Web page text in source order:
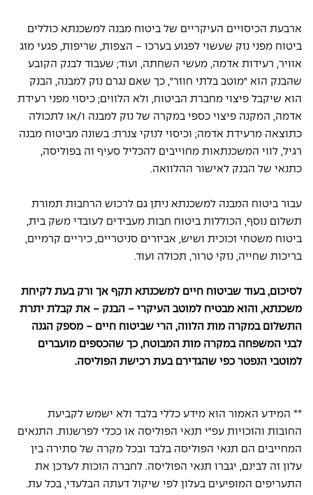
ארבעת הכיסויים העיקריים של ביטוח מבנה למשכנתא כוללים
ביטוח מפני נזק שעשוי לפגוע בערכו - הצפות, שריפות, פגעי מזג
אוויר, רעידות אדמה, מעשי השחתה, ועוד; שעבוד לבנק הקובע
שהבנק הוא "מוטב בלתי חוזר", כך שאם נגרם נזק למבנה, הבנק
הוא שיקבל פיצוי מחברת הביטוח, ולא הלווים; כיסוי מפני רעידת
אדמה, המקנה פיצוי כספי במקרה של נזק למבנה ו/או לתכולה
כתוצאה מרעידת אדמה; וכיסוי לנזקי צנרת: בשונה מביטוח מבנה
רגיל, לווי המשכנתאות מחוייבים להכליל סעיף זה בפוליסה,
כתנאי של הבנק לאישור ההלוואה.
עבור ביטוח המבנה למשכנתא ניתן גם לרכוש הרחבות תמורת
תשלום נוסף, הכוללות ביטוח חבות מעבידים לעובדי משק בית,
ביטוח משטחי זכוכית ושיש, אביזרים סניטריים, כיריים קרמיים,
בריכות שחייה, נזקי טרור, תכולה ועוד.
לסיכום, בעוד שביטוח חיים למשכנתא תקף אך ורק בעת לקיחת
משכנתא, והוא מבטיח למוטב העיקרי - הבנק - את קבלת יתרת
התשלום במקרה מות הלווה, הרי שביטוח חיים - מספק הגנה
לבני המשפחה במקרה מות המבוטח, כך שהכספים מועברים
למוטבי הנפטר כפי שהגדירם בעת רכישת הפוליסה.
** המידע האמור הוא מידע כללי בלבד ולא ישמש לקביעת
החובות והזכויות עפ"י תנאי הפוליסה או ככלי לפרשנות. התנאים
המחייבים הם תנאי הפוליסה בלבד ובכל מקרה של סתירה בין
עלון זה לבינם, יגברו תנאי הפוליסה. לחברה הזכות לעדכן את
התעריפים המופיעים בעלון לפי שיקול דעתה הבלעדי, בכל עת.